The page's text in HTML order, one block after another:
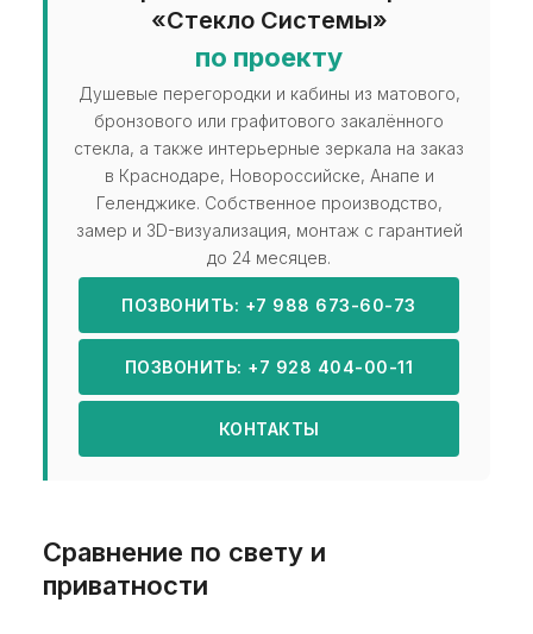
«Стекло Системы»
по проекту
Душевые перегородки и кабины из матового,
бронзового или графитового закалённого
стекла, а также интерьерные зеркала на заказ
в Краснодаре, Новороссийске, Анапе и
Геленджике. Собственное производство,
замер и 3D-визуализация, монтаж с гарантией
до 24 месяцев.
ПОЗВОНИТЬ: +7 988 673-60-73
ПОЗВОНИТЬ: +7 928 404-00-11
КОНТАКТЫ
Сравнение по свету и
приватности